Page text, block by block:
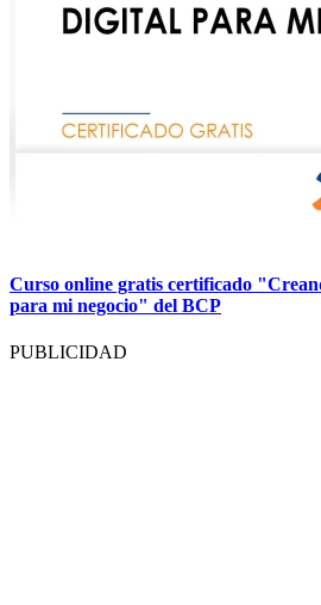
Curso online gratis certificado
para mi negocio" del BCP
PUBLICIDAD